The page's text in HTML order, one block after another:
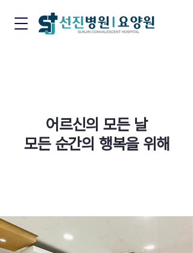
어르신의 모든 날
모든 순간의 행복을 위해